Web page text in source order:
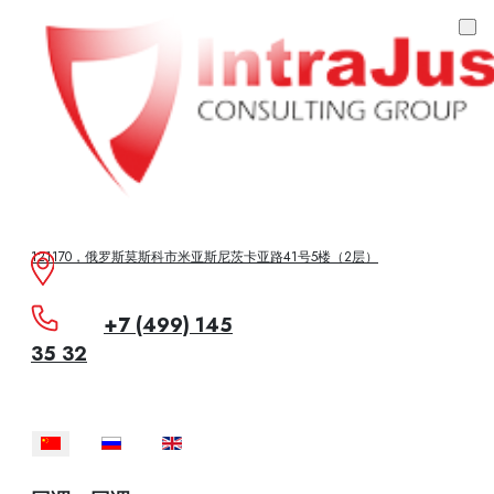
121170，俄罗斯莫斯科市米亚斯尼茨卡亚路41号5楼（2层）
+7 (499) 145
35 32